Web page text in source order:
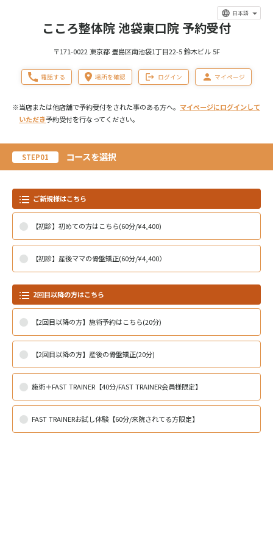
日本語
こころ整体院 池袋東口院 予約受付
〒171-0022 東京都 豊島区南池袋1丁目22-5 鈴木ビル 5F
電話する 場所を確認 ログイン マイページ
※当店または他店舗で予約受付をされた事のある方へ。 マイページにログインして
いただき予約受付を行なってください。
STEP01 コースを選択
ご新規様はこちら
【初診】初めての方はこちら(60分/¥4,400)
【初診】産後ママの骨盤矯正(60分/¥4,400）
2回目以降の方はこちら
【2回目以降の方】施術予約はこちら(20分)
【2回目以降の方】産後の骨盤矯正(20分)
施術＋FAST TRAINER【40分/FAST TRAINER会員様限定】
FAST TRAINERお試し体験【60分/来院されてる方限定】